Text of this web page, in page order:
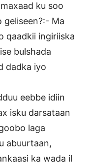
ku soo
geliseen?:- Ma
qaadkii ingiriiska
bulshada
dadka iyo
eebbe idiin
isku darsataan
laga
abuurtaan,
ka wada il